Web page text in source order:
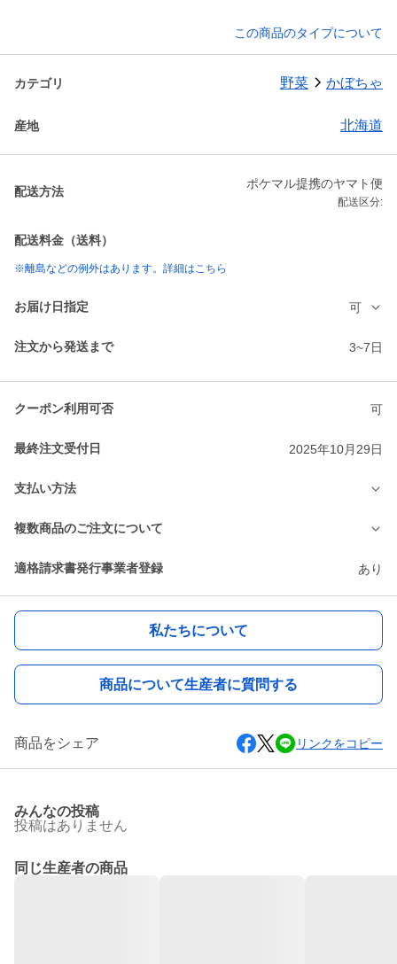
この商品のタイプについて
カテゴリ 野菜 かぼちゃ
産地 北海道
配送方法
ポケマル提携のヤマト便
配送区分:
配送料金（送料）
※離島などの例外はあります。詳細はこちら
お届け日指定 可
注文から発送まで 3~7日
クーポン利用可否 可
最終注文受付日 2025年10月29日
支払い方法
複数商品のご注文について
適格請求書発行事業者登録 あり
私たちについて
商品について生産者に質問する
商品をシェア リンクをコピー
みんなの投稿
投稿はありません
同じ生産者の商品